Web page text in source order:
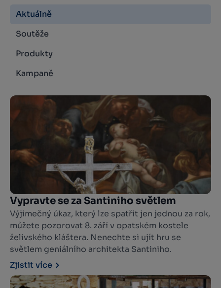
Aktuálně
Soutěže
Produkty
Kampaně
Vypravte se za Santiniho světlem
Výjimečný úkaz, který lze spatřit jen jednou za rok,
můžete pozorovat 8. září v opatském kostele
želivského kláštera. Nenechte si ujít hru se
světlem geniálního architekta Santiniho.
Zjistit více